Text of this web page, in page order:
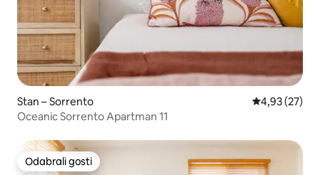
Stan – Sorrento Prosječna
4,93 (27)
Oceanic Sorrento Apartman 11
Odabrali gosti
Odabrali gosti